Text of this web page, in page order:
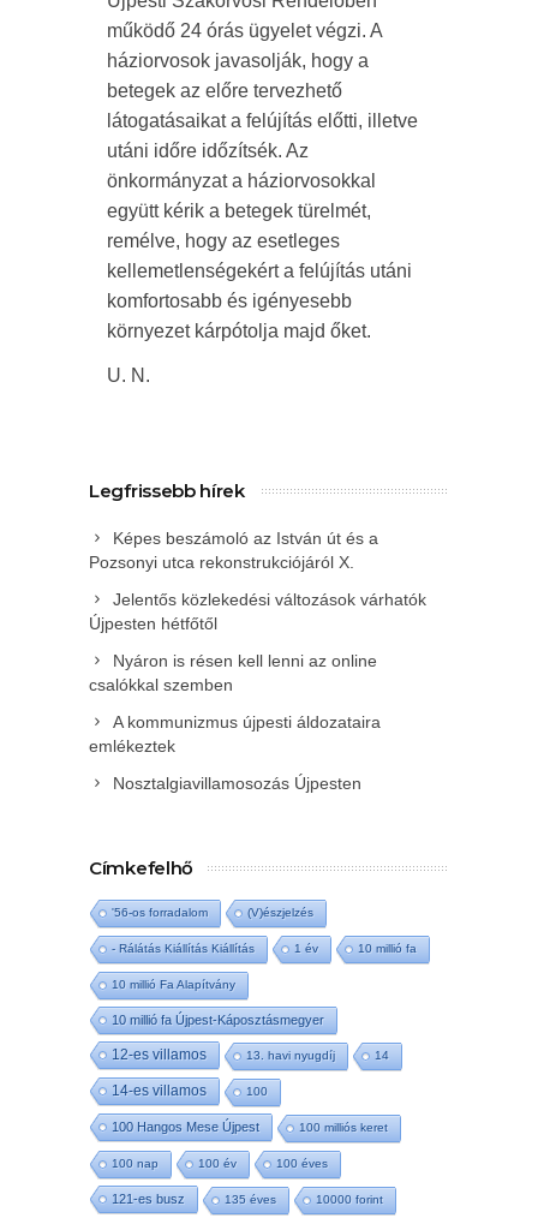
működő 24 órás ügyelet végzi. A
háziorvosok javasolják, hogy a
betegek az előre tervezhető
látogatásaikat a felújítás előtti, illetve
utáni időre időzítsék. Az
önkormányzat a háziorvosokkal
együtt kérik a betegek türelmét,
remélve, hogy az esetleges
kellemetlenségekért a felújítás utáni
komfortosabb és igényesebb
környezet kárpótolja majd őket.
U. N.
Legfrissebb hírek
Képes beszámoló az István út és a
Pozsonyi utca rekonstrukciójáról X.
Jelentős közlekedési változások várhatók
Újpesten hétfőtől
Nyáron is résen kell lenni az online
csalókkal szemben
A kommunizmus újpesti áldozataira
emlékeztek
Nosztalgiavillamosozás Újpesten
Címkefelhő
'56-os forradalom (V)észjelzés
- Rálátás Kiállítás Kiállítás 1 év 10 millió fa
10 millió Fa Alapítvány
10 millió fa Újpest-Káposztásmegyer
12-es villamos 13. havi nyugdíj 14
14-es villamos 100
100 Hangos Mese Újpest 100 milliós keret
100 nap 100 év 100 éves
121-es busz 135 éves 10000 forint